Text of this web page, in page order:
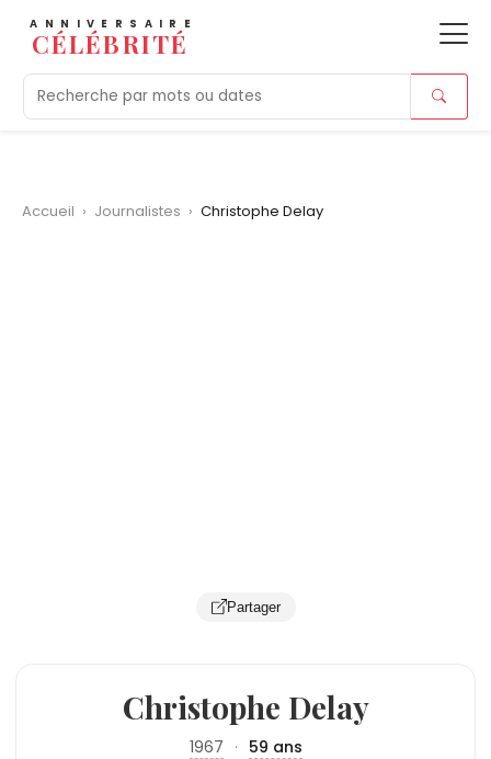
ANNIVERSAIRE
CÉLÉBRITÉ
Aujourd'hui Tendances Morts
Accueil › Journalistes › Christophe Delay
Partager
Christophe Delay
1967 · 59 ans